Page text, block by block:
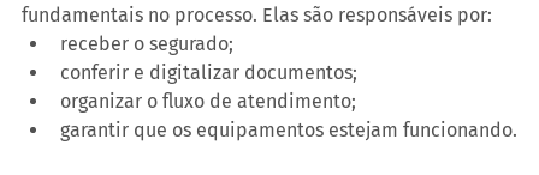
fundamentais no processo. Elas são responsáveis por:
receber o segurado;
conferir e digitalizar documentos;
organizar o fluxo de atendimento;
garantir que os equipamentos estejam funcionando.